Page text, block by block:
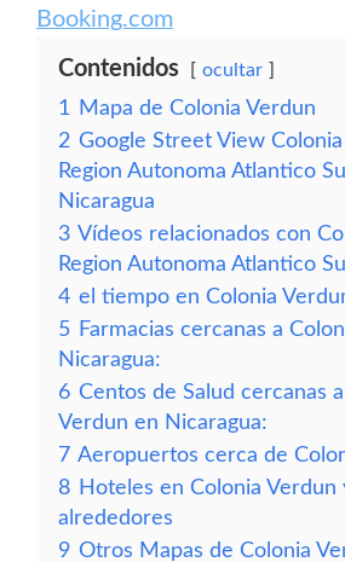
Booking.com
Contenidos ocultar
1
Mapa de Colonia Verdun
2 Google Street View
Region Autonoma Atlantico
Nicaragua
3 Vídeos relacionados con
Region Autonoma Atlantico
4 el tiempo en Colonia
5 Farmacias cercanas a
Nicaragua:
6 Centos de Salud cercanas
Verdun en Nicaragua:
7 Aeropuertos cerca de
8 Hoteles en Colonia Verdun
alrededores
9 Otros Mapas de Colonia